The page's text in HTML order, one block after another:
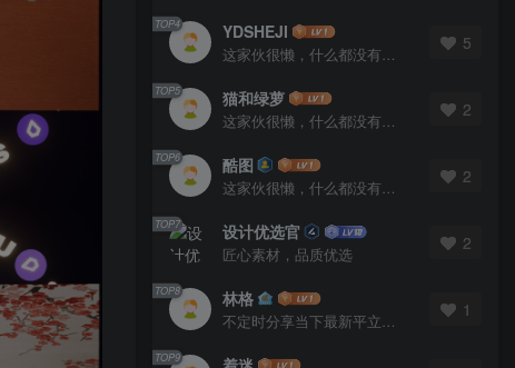
TOP4 YDSHEJI
这家伙很懒，什么都没有写...
5
TOP5 猫和绿萝
这家伙很懒，什么都没有写...
2
TOP6 酷图
这家伙很懒，什么都没有写...
2
TOP7 设计优选官
匠心素材，品质优选
2
TOP8 林格
不定时分享当下最新平立面图库
1
TOP9